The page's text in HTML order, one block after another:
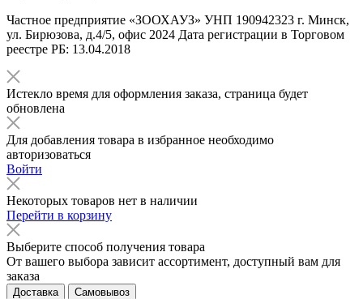
Частное предприятие «ЗООХАУЗ» УНП 190942323 г. Минск,
ул. Бирюзова, д.4/5, офис 2024 Дата регистрации в Торговом
реестре РБ: 13.04.2018
Истекло время для оформления заказа, страница будет
обновлена
Для добавления товара в избранное необходимо
авторизоваться
Войти
Некоторых товаров нет в наличии
Перейти в корзину
Выберите способ получения товара
От вашего выбора зависит ассортимент, доступный вам для
заказа
Доставка Самовывоз